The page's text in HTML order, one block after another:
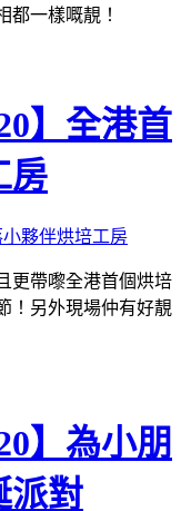
都一樣嘅靚！
】全港首
房
更帶嚟全港首個烘培
！另外現場仲有好靚
】為小朋
派對